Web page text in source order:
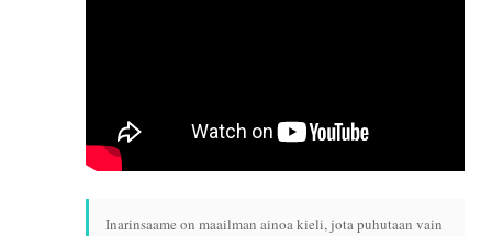
Inarinsaame on maailman ainoa kieli, jota puhutaan vain